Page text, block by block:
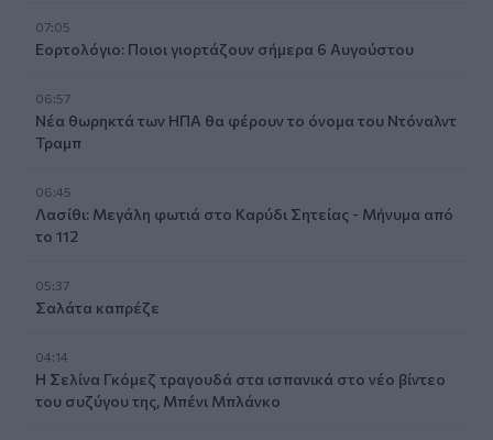
07:05
Εορτολόγιο: Ποιοι γιορτάζουν σήμερα 6 Αυγούστου
06:57
Νέα θωρηκτά των ΗΠΑ θα φέρουν το όνομα του Ντόναλντ
Τραμπ
06:45
Λασίθι: Μεγάλη φωτιά στο Καρύδι Σητείας - Μήνυμα από
το 112
05:37
Σαλάτα καπρέζε
04:14
Η Σελίνα Γκόμεζ τραγουδά στα ισπανικά στο νέο βίντεο
του συζύγου της, Μπένι Μπλάνκο